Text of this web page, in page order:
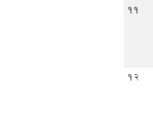
11
12